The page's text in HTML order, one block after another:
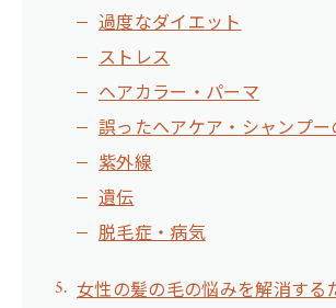
過度なダイエット
ストレス
ヘアカラー・パーマ
誤ったヘアケア・シャンプ
紫外線
遺伝
脱毛症・病気
女性の髪の毛の悩みを解消する